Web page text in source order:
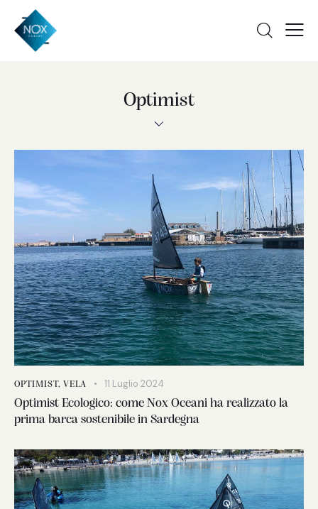
Optimist
OPTIMIST, VELA 11 Luglio 2024
Optimist Ecologico: come Nox Oceani ha realizzato la
prima barca sostenibile in Sardegna